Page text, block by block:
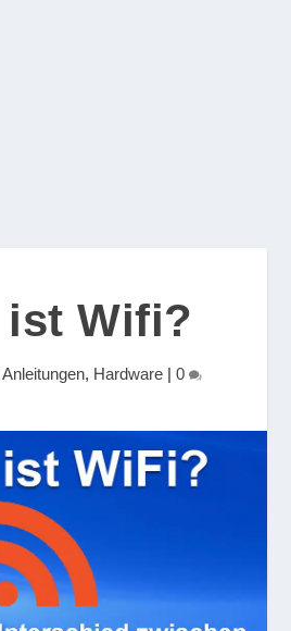
ist Wifi?
Anleitungen, Hardware| 0